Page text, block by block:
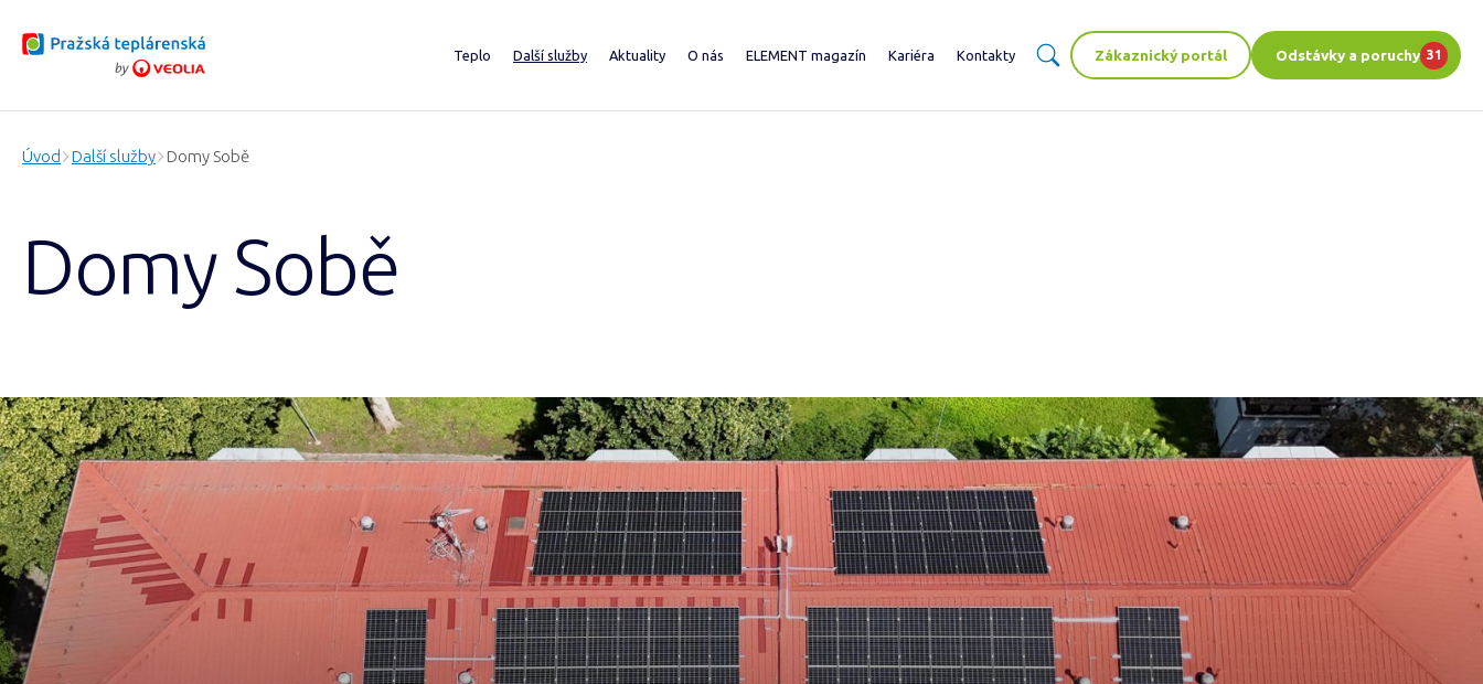
Teplo Další služby Aktuality O nás ELEMENT magazín Kariéra Kontakty Zákaznický portál Odstávky a poruchy 31
Úvod Další služby Domy Sobě
Domy Sobě